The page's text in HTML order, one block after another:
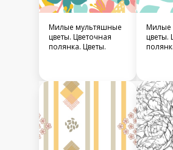
Милые мультяшные
цветы. Цветочная
полянка. Цветы.
Милые
цветы.